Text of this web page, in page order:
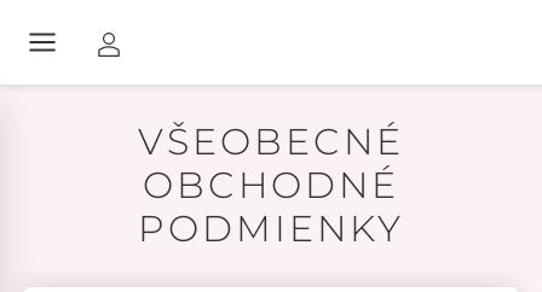
VŠEOBECNÉ
OBCHODNÉ
PODMIENKY